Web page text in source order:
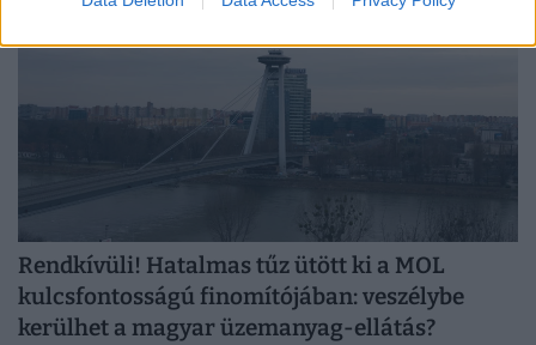
Rendkívüli! Hatalmas tűz ütött ki a MOL
kulcsfontosságú finomítójában: veszélybe
kerülhet a magyar üzemanyag-ellátás?